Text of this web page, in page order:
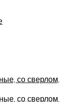
со сверлом,
со сверлом,